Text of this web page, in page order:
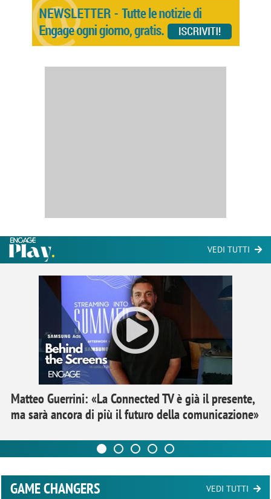
VEDI TUTTI
Matteo Guerrini: «La Connected TV è già il presente,
ma sarà ancora di più il futuro della comunicazione»
GAME CHANGERS VEDI TUTTI